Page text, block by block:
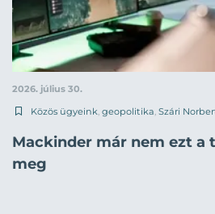
2026. július 30.
Közös ügyeink, geopolitika, Szári
Mackinder már nem ezt a
meg